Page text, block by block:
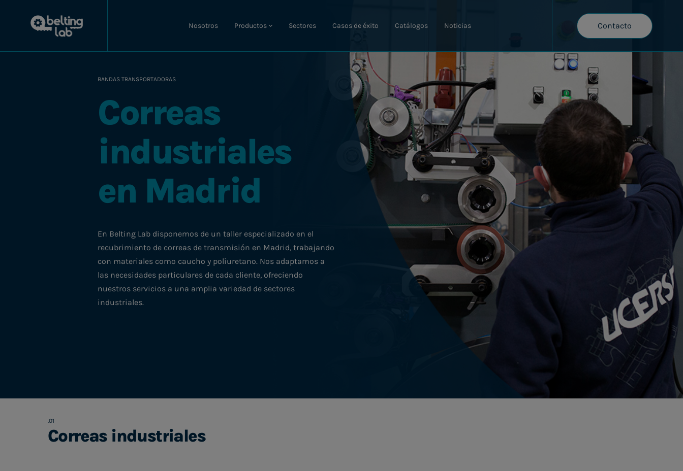
Nosotros Productos Sectores Casos de éxito Catálogos Noticias Contacto
BANDAS TRANSPORTADORAS
Correas
industriales
en Madrid
En Belting Lab disponemos de un taller especializado en el
recubrimiento de correas de transmisión en Madrid, trabajando
con materiales como caucho y poliuretano. Nos adaptamos a
las necesidades particulares de cada cliente, ofreciendo
nuestros servicios a una amplia variedad de sectores
industriales.
Correas industriales